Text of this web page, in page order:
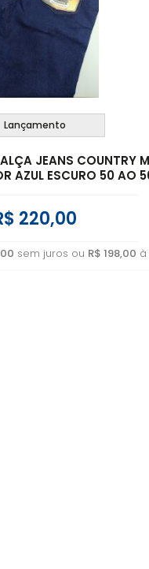
Lançamento
JEANS COUNTRY
AZUL ESCURO 50 AO
220,00
sem juros ou R$ 198,00 à